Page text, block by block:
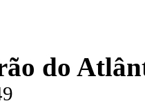
do